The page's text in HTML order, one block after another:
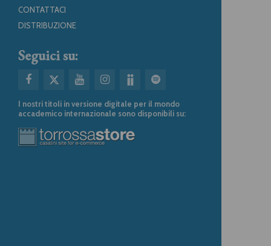
CONTATTACI
DISTRIBUZIONE
Seguici su:
I nostri titoli in versione digitale per il mondo
accademico internazionale sono disponibili su: